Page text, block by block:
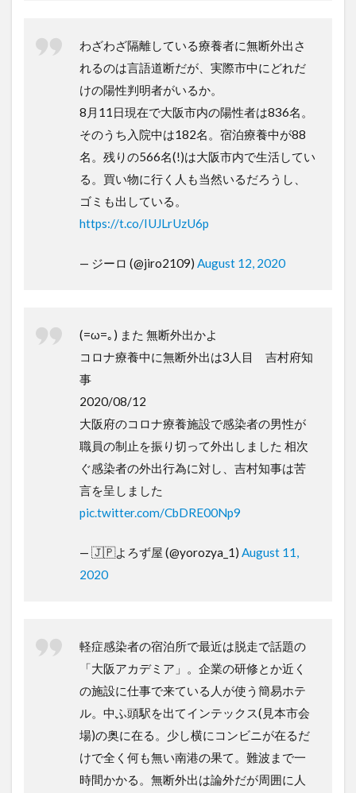
わざわざ隔離している療養者に無断外出さ
れるのは言語道断だが、実際市中にどれだ
けの陽性判明者がいるか。
8月11日現在で大阪市内の陽性者は836名。
そのうち入院中は182名。宿泊療養中が88
名。残りの566名(!)は大阪市内で生活してい
る。買い物に行く人も当然いるだろうし、
ゴミも出している。
https://t.co/IUJLrUzU6p
— ジーロ (@jiro2109) August 12, 2020
(=ω=｡) また 無断外出かよ
コロナ療養中に無断外出は3人目 吉村府知
事
2020/08/12
大阪府のコロナ療養施設で感染者の男性が
職員の制止を振り切って外出しました 相次
ぐ感染者の外出行為に対し、吉村知事は苦
言を呈しました
pic.twitter.com/CbDRE00Np9
— 🇯🇵よろず屋 (@yorozya_1) August 11,
2020
軽症感染者の宿泊所で最近は脱走で話題の
「大阪アカデミア」。企業の研修とか近く
の施設に仕事で来ている人が使う簡易ホテ
ル。中ふ頭駅を出てインテックス(見本市会
場)の奥に在る。少し横にコンビニが在るだ
けで全く何も無い南港の果て。難波まで一
時間かかる。無断外出は論外だが周囲に人